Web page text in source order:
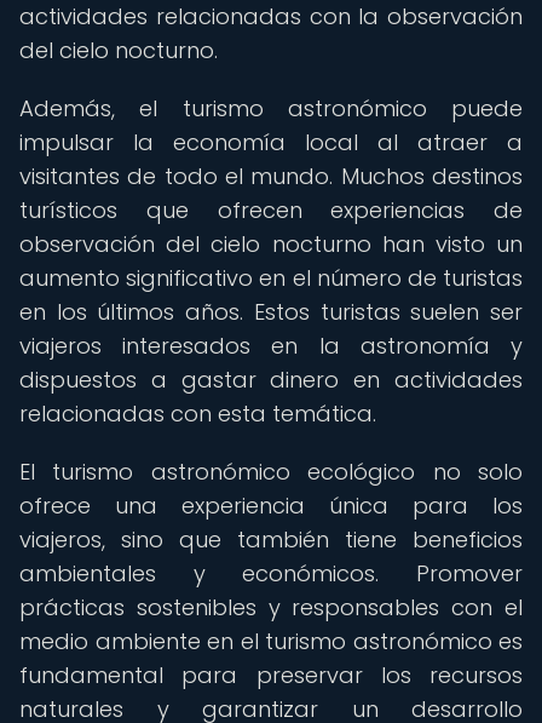
actividades relacionadas con la observación
del cielo nocturno.
Además, el turismo astronómico puede
impulsar la economía local al atraer a
visitantes de todo el mundo. Muchos destinos
turísticos que ofrecen experiencias de
observación del cielo nocturno han visto un
aumento significativo en el número de turistas
en los últimos años. Estos turistas suelen ser
viajeros interesados en la astronomía y
dispuestos a gastar dinero en actividades
relacionadas con esta temática.
El turismo astronómico ecológico no solo
ofrece una experiencia única para los
viajeros, sino que también tiene beneficios
ambientales y económicos. Promover
prácticas sostenibles y responsables con el
medio ambiente en el turismo astronómico es
fundamental para preservar los recursos
naturales y garantizar un desarrollo